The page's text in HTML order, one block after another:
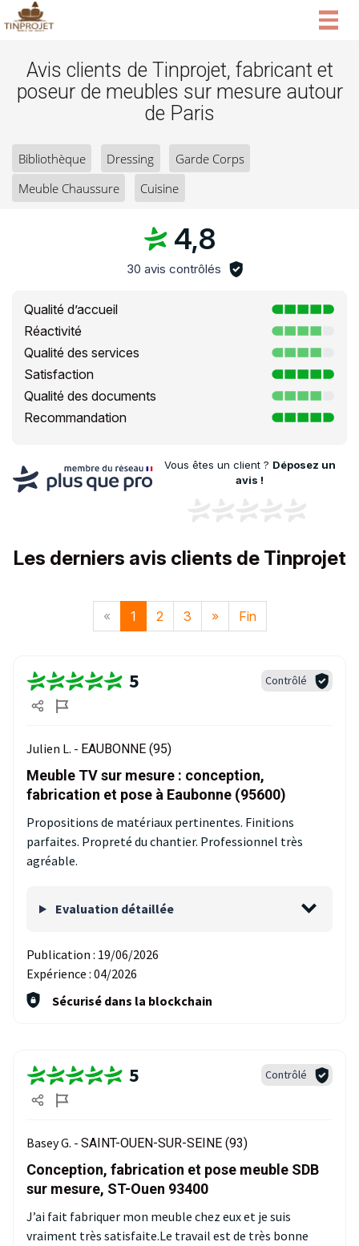
Avis clients de Tinprojet, fabricant et
poseur de meubles sur mesure autour
de Paris
Bibliothèque Dressing
Garde Corps
Meuble Chaussure
Cuisine
4,8
30 avis contrôlés
Qualité d’accueil
Réactivité
Qualité des services
Satisfaction
Qualité des documents
Recommandation
Vous êtes un client ? Déposez un
avis !
Les derniers avis clients de Tinprojet
« 1 2 3 » Fin
5 Contrôlé
Julien L. - EAUBONNE (95)
Meuble TV sur mesure : conception,
fabrication et pose à Eaubonne (95600)
Propositions de matériaux pertinentes. Finitions
parfaites. Propreté du chantier. Professionnel très
agréable.
Evaluation détaillée
Publication : 19/06/2026
Expérience : 04/2026
Sécurisé dans la blockchain
5 Contrôlé
Basey G. - SAINT-OUEN-SUR-SEINE (93)
Conception, fabrication et pose meuble SDB
sur mesure, ST-Ouen 93400
J’ai fait fabriquer mon meuble chez eux et je suis
vraiment très satisfaite.Le travail est de très bonne